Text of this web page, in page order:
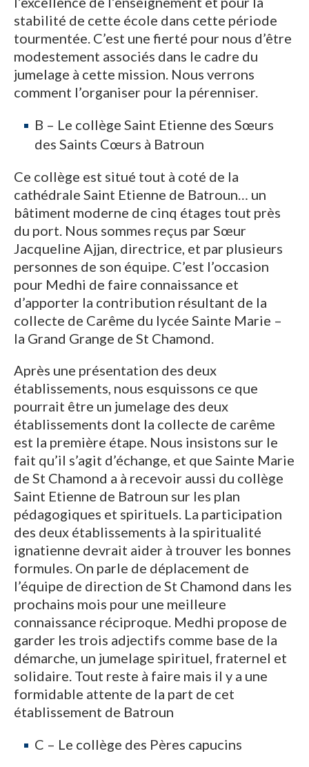
stabilité de cette école dans cette période
tourmentée. C’est une fierté pour nous d’être
modestement associés dans le cadre du
jumelage à cette mission. Nous verrons
comment l’organiser pour la pérenniser.
B – Le collège Saint Etienne des Sœurs
des Saints Cœurs à Batroun
Ce collège est situé tout à coté de la
cathédrale Saint Etienne de Batroun… un
bâtiment moderne de cinq étages tout près
du port. Nous sommes reçus par Sœur
Jacqueline Ajjan, directrice, et par plusieurs
personnes de son équipe. C’est l’occasion
pour Medhi de faire connaissance et
d’apporter la contribution résultant de la
collecte de Carême du lycée Sainte Marie –
la Grand Grange de St Chamond.
Après une présentation des deux
établissements, nous esquissons ce que
pourrait être un jumelage des deux
établissements dont la collecte de carême
est la première étape. Nous insistons sur le
fait qu’il s’agit d’échange, et que Sainte Marie
de St Chamond a à recevoir aussi du collège
Saint Etienne de Batroun sur les plan
pédagogiques et spirituels. La participation
des deux établissements à la spiritualité
ignatienne devrait aider à trouver les bonnes
formules. On parle de déplacement de
l’équipe de direction de St Chamond dans les
prochains mois pour une meilleure
connaissance réciproque. Medhi propose de
garder les trois adjectifs comme base de la
démarche, un jumelage spirituel, fraternel et
solidaire. Tout reste à faire mais il y a une
formidable attente de la part de cet
établissement de Batroun
C – Le collège des Pères capucins